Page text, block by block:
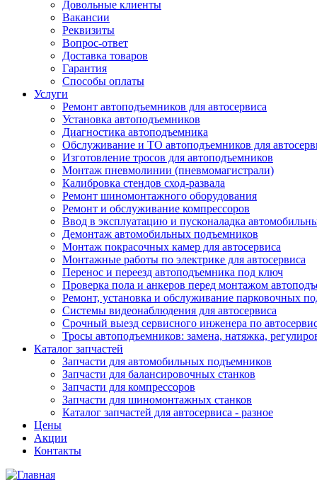
Довольные клиенты
Вакансии
Реквизиты
Вопрос-ответ
Доставка товаров
Гарантия
Способы оплаты
Услуги
Ремонт автоподъемников для автосервиса
Установка автоподъемников
Диагностика автоподъемника
Обслуживание и ТО автоподъемников для
Изготовление тросов для автоподъемников
Монтаж пневмолинии (пневмомагистрали)
Калибровка стендов сход-развала
Ремонт шиномонтажного оборудования
Ремонт и обслуживание компрессоров
Ввод в эксплуатацию и пусконаладка
Демонтаж автомобильных подъемников
Монтаж покрасочных камер для автосервиса
Монтажные работы по электрике для автосервиса
Перенос и переезд автоподъемника под ключ
Проверка пола и анкеров перед монтажом
Ремонт, установка и обслуживание парковочных
Системы видеонаблюдения для автосервиса
Срочный выезд сервисного инженера по
Тросы автоподъемников: замена, натяжка,
Каталог запчастей
Запчасти для автомобильных подъемников
Запчасти для балансировочных станков
Запчасти для компрессоров
Запчасти для шиномонтажных станков
Каталог запчастей для автосервиса - разное
Цены
Акции
Контакты